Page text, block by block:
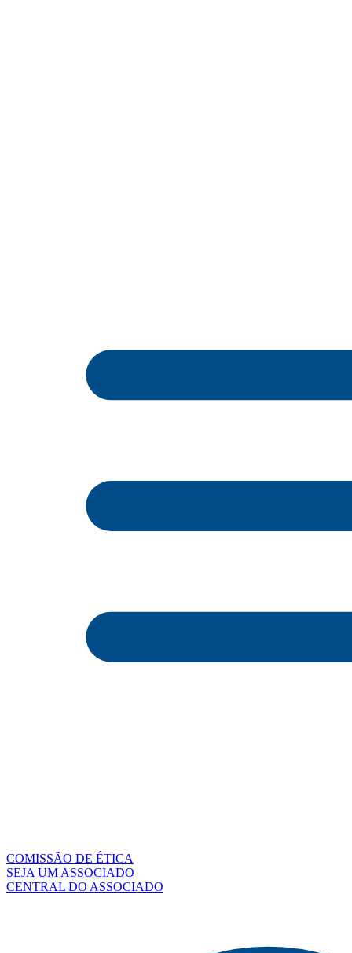
COMISSÃO DE ÉTICA
SEJA UM ASSOCIADO
CENTRAL DO ASSOCIADO